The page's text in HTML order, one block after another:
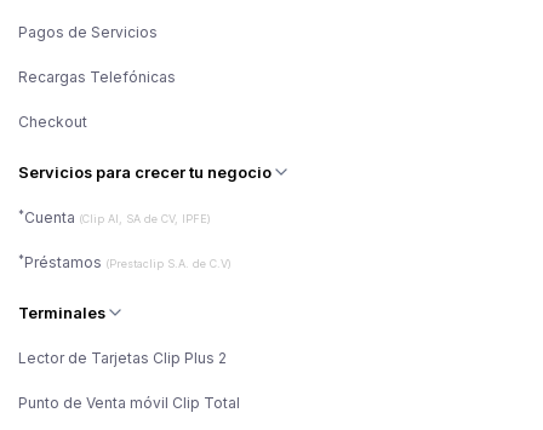
Terminales
Lector de Tarjetas Clip Plus 2
Punto de Venta móvil Clip Total
Pagos de Servicios
Recargas Telefónicas
Checkout
Servicios para crecer tu negocio
*Cuenta (Clip AI, SA de CV, IPFE)
*Préstamos (Prestaclip S.A. de C.V)